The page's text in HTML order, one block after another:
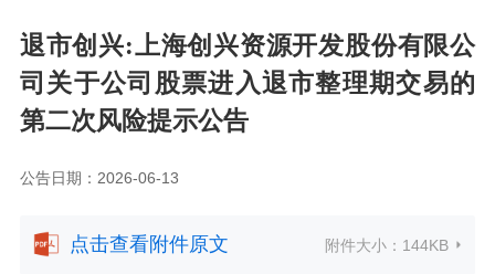
退市创兴:上海创兴资源开发股份有限公
司关于公司股票进入退市整理期交易的
第二次风险提示公告
公告日期：2026-06-13
点击查看附件原文 附件大小： 144KB